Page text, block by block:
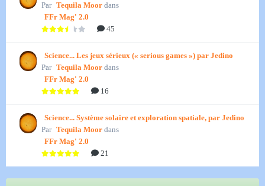
Par Tequila Moor dans
FFr Mag' 2.0
45
Science... Les jeux sérieux (« serious games ») par Jedino
Par Tequila Moor dans
FFr Mag' 2.0
16
Science... Système solaire et exploration spatiale, par Jedino
Par Tequila Moor dans
FFr Mag' 2.0
21